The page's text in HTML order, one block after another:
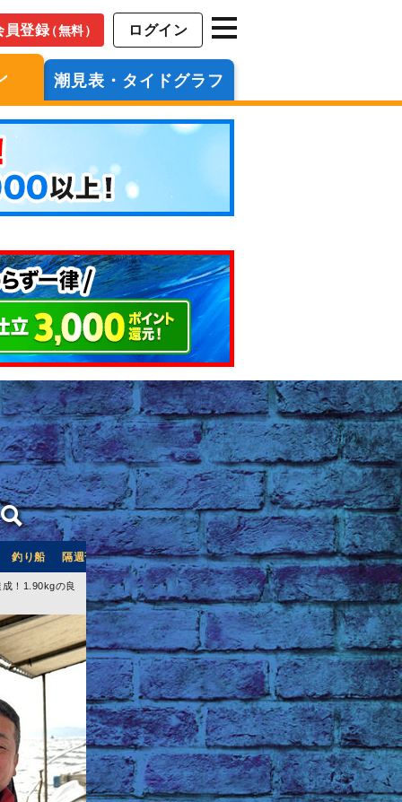
員登録（無料） ログイン
潮見表・タイドグラフ
釣り船 隔週刊つり情報 釣り船予約サイト「釣割」
！1.90kgの良